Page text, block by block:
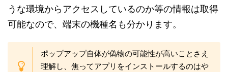
うな環境からアクセスしているのか等の情報は取得
可能なので、端末の機種名も分かります。
ポップアップ自体が偽物の可能性が高いことさえ
理解し、焦ってアプリをインストールするのはや